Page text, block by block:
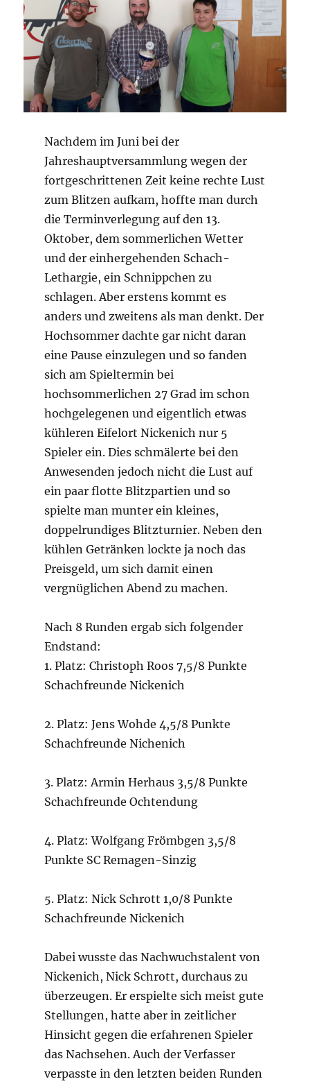
Nachdem im Juni bei der
Jahreshauptversammlung wegen der
fortgeschrittenen Zeit keine rechte Lust
zum Blitzen aufkam, hoffte man durch
die Terminverlegung auf den 13.
Oktober, dem sommerlichen Wetter
und der einhergehenden Schach-
Lethargie, ein Schnippchen zu
schlagen. Aber erstens kommt es
anders und zweitens als man denkt. Der
Hochsommer dachte gar nicht daran
eine Pause einzulegen und so fanden
sich am Spieltermin bei
hochsommerlichen 27 Grad im schon
hochgelegenen und eigentlich etwas
kühleren Eifelort Nickenich nur 5
Spieler ein. Dies schmälerte bei den
Anwesenden jedoch nicht die Lust auf
ein paar flotte Blitzpartien und so
spielte man munter ein kleines,
doppelrundiges Blitzturnier. Neben den
kühlen Getränken lockte ja noch das
Preisgeld, um sich damit einen
vergnüglichen Abend zu machen.
Nach 8 Runden ergab sich folgender
Endstand:
1. Platz: Christoph Roos 7,5/8 Punkte
Schachfreunde Nickenich
2. Platz: Jens Wohde 4,5/8 Punkte
Schachfreunde Nichenich
3. Platz: Armin Herhaus 3,5/8 Punkte
Schachfreunde Ochtendung
4. Platz: Wolfgang Frömbgen 3,5/8
Punkte SC Remagen-Sinzig
5. Platz: Nick Schrott 1,0/8 Punkte
Schachfreunde Nickenich
Dabei wusste das Nachwuchstalent von
Nickenich, Nick Schrott, durchaus zu
überzeugen. Er erspielte sich meist gute
Stellungen, hatte aber in zeitlicher
Hinsicht gegen die erfahrenen Spieler
das Nachsehen. Auch der Verfasser
verpasste in den letzten beiden Runden